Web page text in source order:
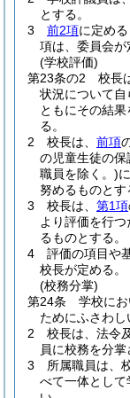
とする。
3
前2項に定め
項は、委員会が
(学校評価)
第23条の2
校長
状況について自
ともにその結
る。
2
校長は、 前項
の児童生徒の
職員を除く。)
努めるものとす
3
校長は、 第1項
より評価を行
るものとする。
4
評価の項目や
校長が定める。
(校務分掌)
第24条
学校に
ためにふさわし
2
校長は、法令
員に校務を分掌
3
所属職員は、
べて一体とし